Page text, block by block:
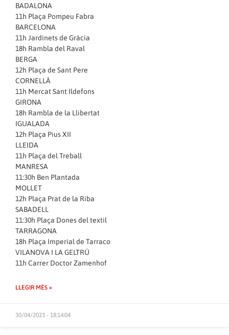
BADALONA
11h Plaça Pompeu Fabra
BARCELONA
11h Jardinets de Gràcia
18h Rambla del Raval
BERGA
12h Plaça de Sant Pere
CORNELLÀ
11h Mercat Sant Ildefons
GIRONA
18h Rambla de la Llibertat
IGUALADA
12h Plaça Pius XII
LLEIDA
11h Plaça del Treball
MANRESA
11:30h Ben Plantada
MOLLET
12h Plaça Prat de la Riba
SABADELL
11:30h Plaça Dones del textil
TARRAGONA
18h Plaça Imperial de Tarraco
VILANOVA I LA GELTRÚ
11h Carrer Doctor Zamenhof
LLEGIR MÉS »
30/04/2023 - 18:14:04